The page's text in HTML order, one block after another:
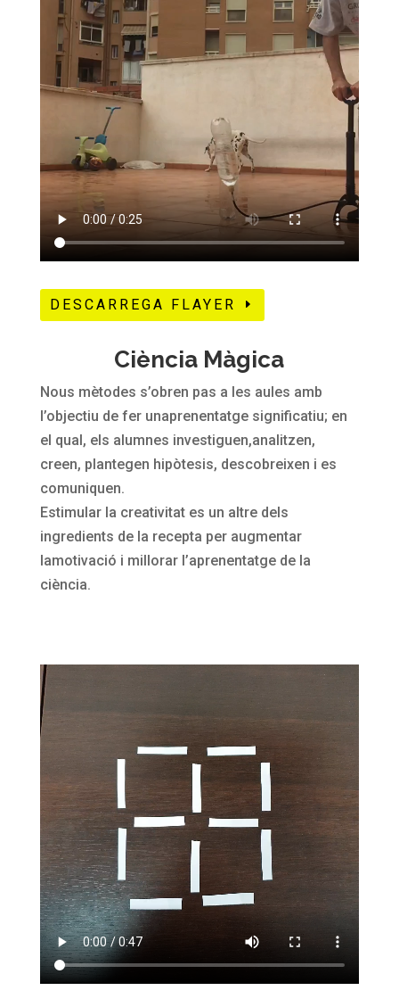
DESCARREGA FLAYER
Ciència Màgica
Nous mètodes s’obren pas a les aules amb
l’objectiu de fer unaprenentatge significatiu; en
el qual, els alumnes investiguen,analitzen,
creen, plantegen hipòtesis, descobreixen i es
comuniquen.
Estimular la creativitat es un altre dels
ingredients de la recepta per augmentar
lamotivació i millorar l’aprenentatge de la
ciència.